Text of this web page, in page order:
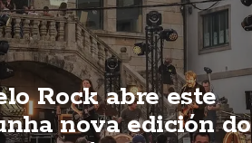
Rock abre este
nova edición do